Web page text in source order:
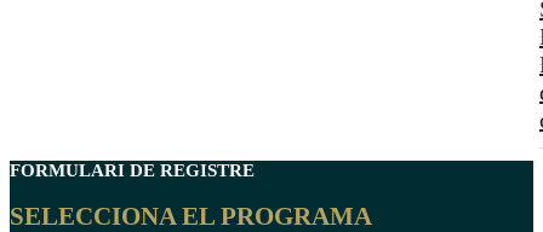
FORMULARI DE REGISTRE
SELECCIONA EL PROGRAMA